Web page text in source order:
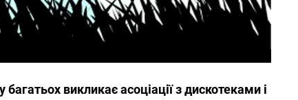
викликає асоціації з дискотеками і